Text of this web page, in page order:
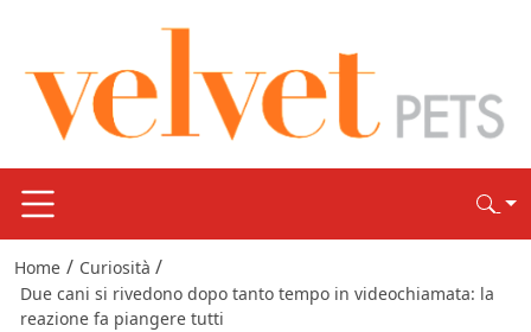
Home / Curiosità /
Due cani si rivedono dopo tanto tempo in videochiamata: la
reazione fa piangere tutti